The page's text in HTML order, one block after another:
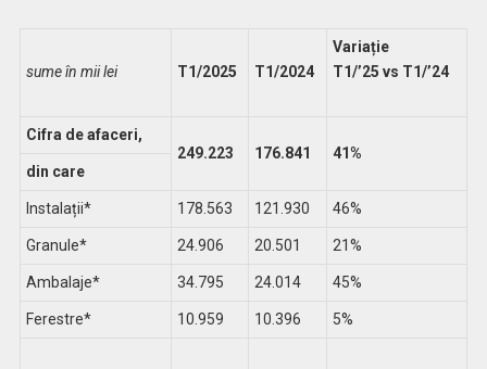
sume în mii lei T1/2025 T1/2024
Variație
T1/’25 vs T1/’24
Cifra de afaceri,
249.223
176.841
41%
din care
Instalații* 178.563 121.930 46%
Granule* 24.906 20.501 21%
Ambalaje* 34.795 24.014 45%
Ferestre* 10.959 10.396 5%